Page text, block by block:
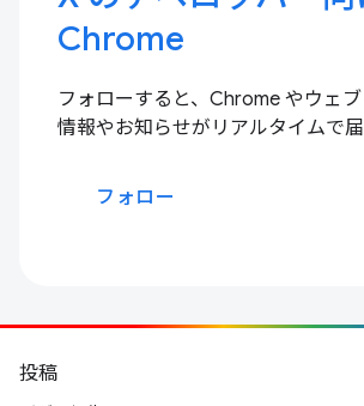
Chrome
フォローすると、Chrome やウェ
情報やお知らせがリアルタイムで届
フォロー
投稿